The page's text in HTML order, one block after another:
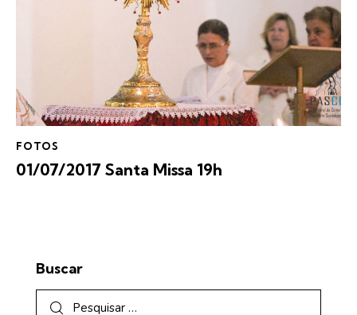
FOTOS
01/07/2017 Santa Missa 19h
Buscar